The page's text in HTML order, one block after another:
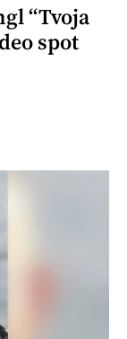
“Tvoja
spot